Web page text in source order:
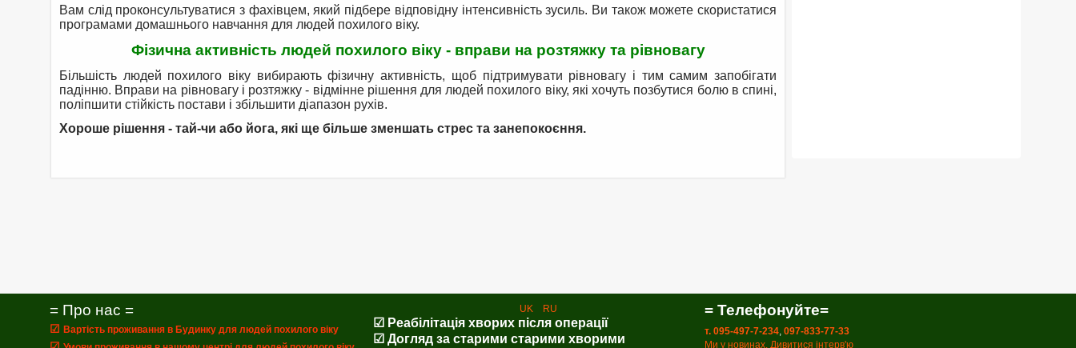
Вам слід проконсультуватися з фахівцем, який підбере відповідну інтенсивність зусиль. Ви також можете скористатися
програмами домашнього навчання для людей похилого віку.
Фізична активність людей похилого віку - вправи на розтяжку та рівновагу
Більшість людей похилого віку вибирають фізичну активність, щоб підтримувати рівновагу і тим самим запобігати
падінню. Вправи на рівновагу і розтяжку - відмінне рішення для людей похилого віку, які хочуть позбутися болю в спині,
поліпшити стійкість постави і збільшити діапазон рухів.
Хороше рішення - тай-чи або йога, які ще більше зменшать стрес та занепокоєння.
= Про нас =
☑ Вартість проживання в Будинку для людей похилого віку
UK RU
☑ Реабілітація хворих після операції
☑ Догляд за старими старими хворими
= Телефонуйте=
т. 095-497-7-234, 097-833-77-33
Ми у новинах. Дивитися інтерв'ю